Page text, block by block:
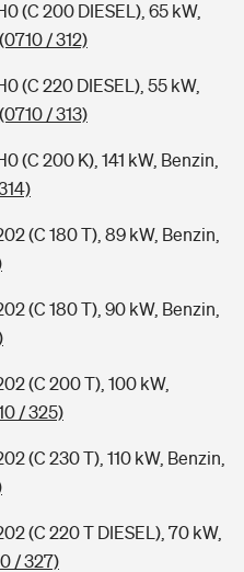
(C 200 DIESEL), 65 kW,
(0710 / 312)
(C 220 DIESEL), 55 kW,
(0710 / 313)
(C 200 K), 141 kW, Benzin,
(C 180 T), 89 kW, Benzin,
(C 180 T), 90 kW, Benzin,
(C 200 T), 100 kW,
/ 325)
(C 230 T), 110 kW, Benzin,
(C 220 T DIESEL), 70 kW,
/ 327)